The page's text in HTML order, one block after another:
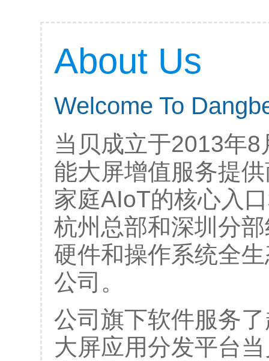
About Us
Welcome To
当贝成立于2013年
能大屏增值服务提
家庭AIoT的核心入
杭州总部和深圳分
硬件和操作系统全
公司。
公司旗下软件服务
大屏应用分发平台